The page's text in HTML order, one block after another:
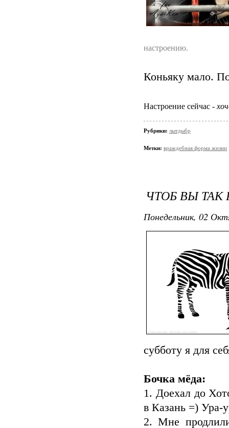
настроению.
Коньяку мало.
Настроение сейчас -
Рубрики: лытдыбр
Метки: враждебная форма жизни
ЧТОБ ВЫ ТАК
Понедельник, 02
субботу я для
Бочка мёда:
1. Доехал до
в Казань =) Ура-
2. Мне